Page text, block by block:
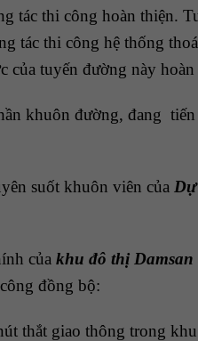
tác thi công hoàn thiện.
tác thi công hệ thống
của tuyến đường này
khuôn đường, đang
suốt khuôn viên của
của khu đô thị
đồng bộ:
thắt giao thông trong